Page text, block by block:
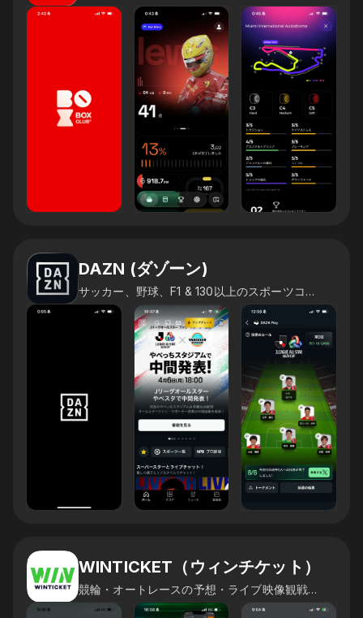
DAZN (ダゾーン)
サッカー、野球、F1 & 130以上のスポーツコンテ
WINTICKET（ウィンチケット）
競輪・オートレースの予想・ライブ映像観戦・投票が可能なアプリ